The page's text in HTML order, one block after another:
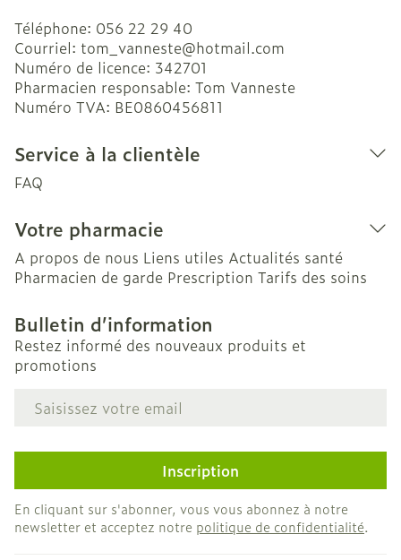
Téléphone: 056 22 29 40
Courriel: tom_vanneste@hotmail.com
Numéro de licence: 342701
Pharmacien responsable: Tom Vanneste
Numéro TVA: BE0860456811
Service à la clientèle
FAQ
Votre pharmacie
A propos de nous Liens utiles Actualités santé
Pharmacien de garde Prescription Tarifs des soins
Bulletin d’information
Restez informé des nouveaux produits et
promotions
Adresse mail
Inscription
En cliquant sur s'abonner, vous vous abonnez à notre
newsletter et acceptez notre politique de confidentialité.